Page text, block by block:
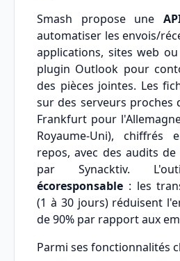
Smash propose une
automatiser les envois/
applications, sites web
plugin Outlook pour
des pièces jointes. Les
sur des serveurs proches
Frankfurt pour
Royaume-Uni),
repos, avec des audits
par Synacktiv.
écoresponsable : les
(1 à 30 jours) réduisent
de 90% par rapport aux
Parmi ses fonctionnalités